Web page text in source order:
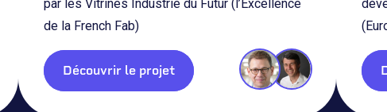
par les Vitrines Industrie du Futur (l’Excellence
de la French Fab)
Découvrir le projet